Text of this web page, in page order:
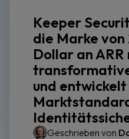
Keeper
die Marke
Dollar an ARR
und entwickelt
Geschrieben von